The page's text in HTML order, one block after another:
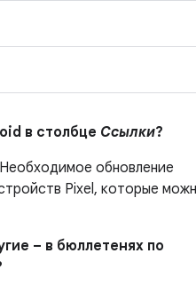
в столбце Ссылки?
обновление
Pixel, которые
– в бюллетенях по